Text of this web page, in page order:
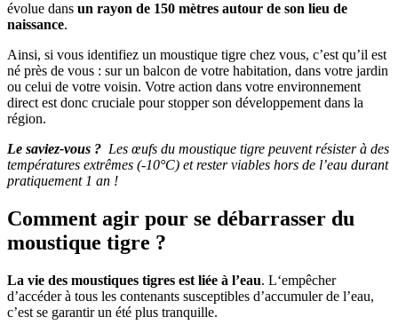
évolue dans un rayon de 150 mètres autour de son lieu de
naissance.
Ainsi, si vous identifiez un moustique tigre chez vous, c’est qu’il est
né près de vous : sur un balcon de votre habitation, dans votre jardin
ou celui de votre voisin. Votre action dans votre environnement
direct est donc cruciale pour stopper son développement dans la
région.
Le saviez-vous ? Les œufs du moustique tigre peuvent résister à des
températures extrêmes (-10°C) et rester viables hors de l’eau durant
pratiquement 1 an !
Comment agir pour se débarrasser du
moustique tigre ?
La vie des moustiques tigres est liée à l’eau. L‘empêcher
d’accéder à tous les contenants susceptibles d’accumuler de l’eau,
c’est se garantir un été plus tranquille.